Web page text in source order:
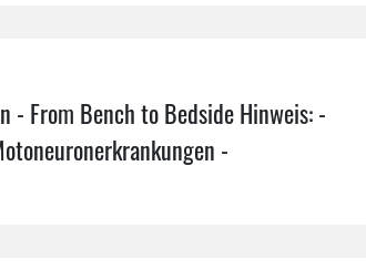
- From Bench to Bedside Hinweis: -
-